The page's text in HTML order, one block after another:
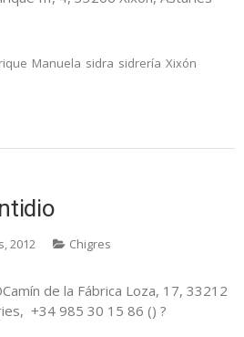
Manuela sidra sidrería Xixón
2012 Chigres
de la Fábrica Loza, 17, 33212
+34 985 30 15 86 () ?